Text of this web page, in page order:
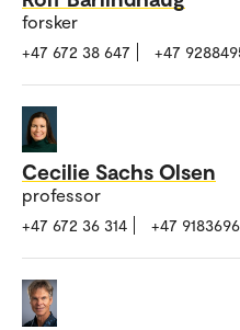
forsker
+47 672 38 647 +47
Cecilie Sachs Olsen
professor
+47 672 36 314 +47